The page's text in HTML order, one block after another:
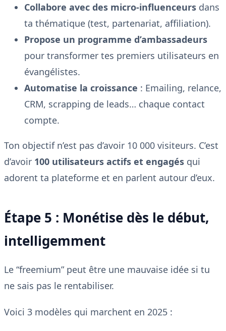
Collabore avec des micro-influenceurs dans
ta thématique (test, partenariat, affiliation).
Propose un programme d’ambassadeurs
pour transformer tes premiers utilisateurs en
évangélistes.
Automatise la croissance : Emailing, relance,
CRM, scrapping de leads… chaque contact
compte.
Ton objectif n’est pas d’avoir 10 000 visiteurs. C’est
d’avoir 100 utilisateurs actifs et engagés qui
adorent ta plateforme et en parlent autour d’eux.
Étape 5 : Monétise dès le début,
intelligemment
Le “freemium” peut être une mauvaise idée si tu
ne sais pas le rentabiliser.
Voici 3 modèles qui marchent en 2025 :